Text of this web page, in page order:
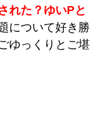
れた？ゆいPと
について好き勝
ゆっくりとご堪